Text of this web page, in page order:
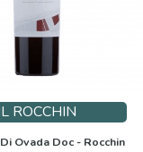
ROCCHIN
Ovada Doc - Rocchin